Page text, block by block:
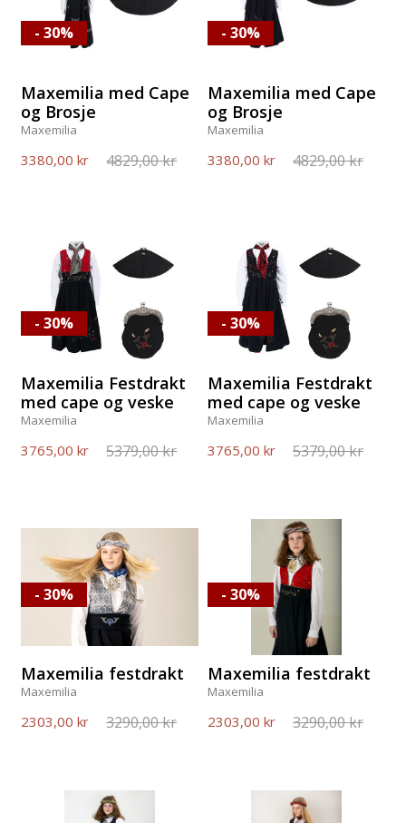
Maxemilia med Cape
og Brosje
Maxemilia
3380,00 kr 4829,00 kr
- 30%
Maxemilia med Cape
og Brosje
Maxemilia
3380,00 kr 4829,00 kr
- 30%
Maxemilia Festdrakt
med cape og veske
Maxemilia
3765,00 kr 5379,00 kr
- 30%
Maxemilia Festdrakt
med cape og veske
Maxemilia
3765,00 kr 5379,00 kr
- 30%
Maxemilia festdrakt
Maxemilia
2303,00 kr 3290,00 kr
- 30%
Maxemilia festdrakt
Maxemilia
2303,00 kr 3290,00 kr
- 30%